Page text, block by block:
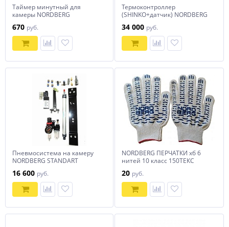
Таймер минутный для
камеры NORDBERG
670 руб.
Термоконтроллер
(SHINKO+датчик) NORDBERG
34 000 руб.
Пневмосистема на камеру
NORDBERG STANDART
16 600 руб.
NORDBERG ПЕРЧАТКИ хб 6
нитей 10 класс 150ТЕКС
20 руб.